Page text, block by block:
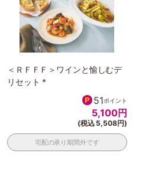
＜ＲＦＦＦ＞ワインと愉しむデ
リセット *
51ポイント
5,100円
(税込 5,508円)
宅配の承り期間外です